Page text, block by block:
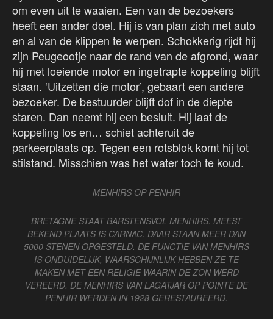
om even uit te waaien. Een van de bezoekers
heeft een ander doel. Hij is van plan zich met auto
en al van de klippen te werpen. Schokkerig rijdt hij
zijn Peugeootje naar de rand van de afgrond, waar
hij met loeiende motor en ingetrapte koppeling blijft
staan. ‘Uitzetten die motor’, gebaart een andere
bezoeker. De bestuurder blijft dof in de diepte
staren. Dan neemt hij een besluit. Hij laat de
koppeling los en… schiet achteruit de
parkeerplaats op. Tegen een rotsblok komt hij tot
stilstand. Misschien was het water toch te koud.
MENHIRS OP PENHIR
BRETAGNE STAAT BARSTENSVOL MENHIRS. MEEST
BEKEND PLAATS IS CARNAC. DAAR STAAN MEER DAN
5000 STENEN OPGESTELD. DE FUNCTIE VAN MENHIRS
IS ONDUIDELIJK, WAARSCHIJNLIJK HEBBEN ZE TE
MAKEN MET EEN RELIGIE WAARIN DE ZON WERD
VEREERD. DE MENHIRS VAN LAGATJAR OP POINTE DE
PENHIR WERDEN IN 1928 GERESTAUREERD.